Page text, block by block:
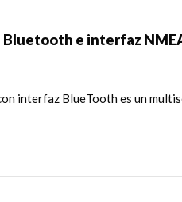
Bluetooth e interfaz
interfaz BlueTooth es un